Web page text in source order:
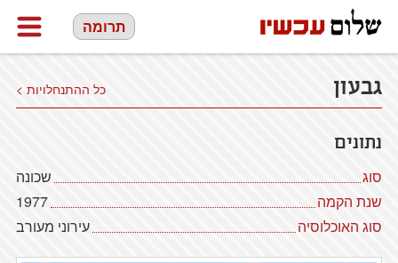
תרומה
גבעון כל ההתנחלויות >
נתונים
סוג
שכונה
שנת הקמה
1977
סוג האוכלוסיה
עירוני מעורב